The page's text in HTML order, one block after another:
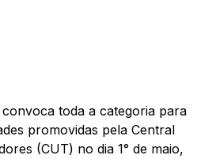
toda a categoria para
promovidas pela Central
(CUT) no dia 1° de maio,